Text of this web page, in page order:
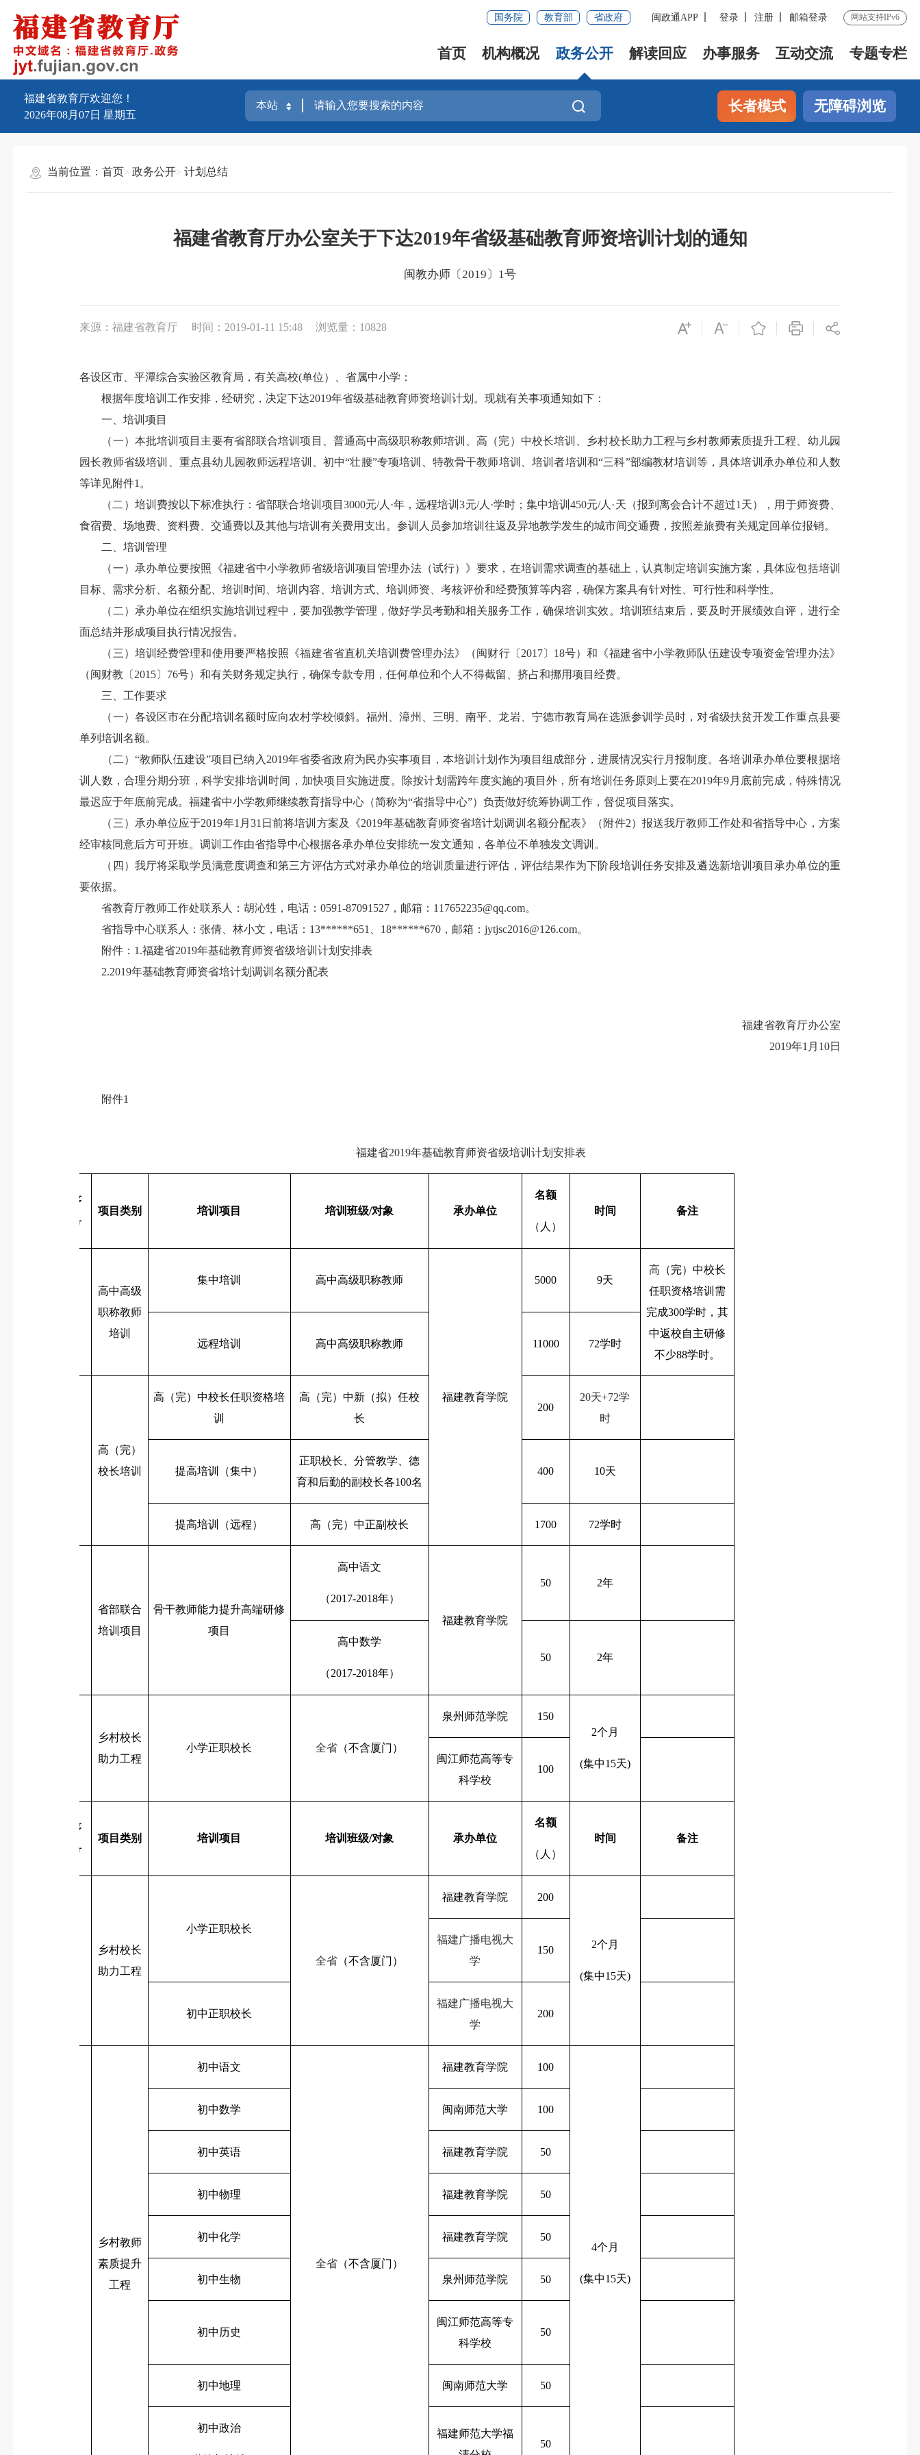
国务院 教育部 省政府 闽政通APP 登录 注册 邮箱登录 网站支持IPv6
首页 机构概况 政务公开 解读回应 办事服务 互动交流 专题专栏
福建省教育厅欢迎您！
2026年08月07日 星期五
长者模式 无障碍浏览
当前位置：首页 政务公开 计划总结
福建省教育厅办公室关于下达2019年省级基础教育师资培训计划的通知
闽教办师〔2019〕1号
来源：福建省教育厅 时间：2019-01-11 15:48 浏览量：10828
各设区市、平潭综合实验区教育局，有关高校(单位）、省属中小学：
根据年度培训工作安排，经研究，决定下达2019年省级基础教育师资培训计划。现就有关事项通知如下：
一、培训项目
（一）本批培训项目主要有省部联合培训项目、普通高中高级职称教师培训、高（完）中校长培训、乡村校长助力工程与乡村教师素质提升工程、幼儿园
园长教师省级培训、重点县幼儿园教师远程培训、初中“壮腰”专项培训、特教骨干教师培训、培训者培训和“三科”部编教材培训等，具体培训承办单位和人数
等详见附件1。
（二）培训费按以下标准执行：省部联合培训项目3000元/人·年，远程培训3元/人·学时；集中培训450元/人·天（报到离会合计不超过1天），用于师资费、
食宿费、场地费、资料费、交通费以及其他与培训有关费用支出。参训人员参加培训往返及异地教学发生的城市间交通费，按照差旅费有关规定回单位报销。
二、培训管理
（一）承办单位要按照《福建省中小学教师省级培训项目管理办法（试行）》要求，在培训需求调查的基础上，认真制定培训实施方案，具体应包括培训
目标、需求分析、名额分配、培训时间、培训内容、培训方式、培训师资、考核评价和经费预算等内容，确保方案具有针对性、可行性和科学性。
（二）承办单位在组织实施培训过程中，要加强教学管理，做好学员考勤和相关服务工作，确保培训实效。培训班结束后，要及时开展绩效自评，进行全
面总结并形成项目执行情况报告。
（三）培训经费管理和使用要严格按照《福建省省直机关培训费管理办法》（闽财行〔2017〕18号）和《福建省中小学教师队伍建设专项资金管理办法》
（闽财教〔2015〕76号）和有关财务规定执行，确保专款专用，任何单位和个人不得截留、挤占和挪用项目经费。
三、工作要求
（一）各设区市在分配培训名额时应向农村学校倾斜。福州、漳州、三明、南平、龙岩、宁德市教育局在选派参训学员时，对省级扶贫开发工作重点县要
单列培训名额。
（二）“教师队伍建设”项目已纳入2019年省委省政府为民办实事项目，本培训计划作为项目组成部分，进展情况实行月报制度。各培训承办单位要根据培
训人数，合理分期分班，科学安排培训时间，加快项目实施进度。除按计划需跨年度实施的项目外，所有培训任务原则上要在2019年9月底前完成，特殊情况
最迟应于年底前完成。福建省中小学教师继续教育指导中心（简称为“省指导中心”）负责做好统筹协调工作，督促项目落实。
（三）承办单位应于2019年1月31日前将培训方案及《2019年基础教育师资省培计划调训名额分配表》（附件2）报送我厅教师工作处和省指导中心，方案
经审核同意后方可开班。调训工作由省指导中心根据各承办单位安排统一发文通知，各单位不单独发文调训。
（四）我厅将采取学员满意度调查和第三方评估方式对承办单位的培训质量进行评估，评估结果作为下阶段培训任务安排及遴选新培训项目承办单位的重
要依据。
省教育厅教师工作处联系人：胡沁甡，电话：0591-87091527，邮箱：117652235@qq.com。
省指导中心联系人：张倩、林小文，电话：13******651、18******670，邮箱：jytjsc2016@126.com。
附件：1.福建省2019年基础教育师资省级培训计划安排表
2.2019年基础教育师资省培计划调训名额分配表
福建省教育厅办公室
2019年1月10日
附件1
福建省2019年基础教育师资省级培训计划安排表
序
号
项目类别 培训项目 培训班级/对象 承办单位
名额
（人）
时间 备注
高中高级
职称教师
培训
集中培训 高中高级职称教师
福建教育学院
5000 9天
高 （完）中校长
任职资格培训需
完成300学时，其
中返校自主研修
不少88学时。
远程培训 高中高级职称教师 11000 72学时
高（完）
校长培训
高（完）中校长任职资格培
训
高（完）中新（拟）任校
长
200
20天+72学
时
提高培训（集中）
正职校长、分管教学、德
育和后勤的副校长各100名
400 10天
提高培训（远程） 高（完）中正副校长 1700 72学时
省部联合
培训项目
骨干教师能力提升高端研修
项目
高中语文
（2017-2018年）
福建教育学院
50 2年
高中数学
（2017-2018年）
50 2年
乡村校长
助力工程
小学正职校长 全省 （不含厦门）
泉州师范学院
150
2个月
(集中15天)
闽江师范高等专
科学校
100
序
号
项目类别 培训项目 培训班级/对象 承办单位
名额
（人）
时间 备注
乡村校长
助力工程
小学正职校长
全省 （不含厦门）
福建教育学院 200
2个月
(集中15天)
福建广播电视大
学
150
初中正职校长
福建广播电视大
学
200
乡村教师
素质提升
工程
初中语文
全省 （不含厦门）
福建教育学院 100
4个月
(集中15天)
初中数学 闽南师范大学 100
初中英语 福建教育学院 50
初中物理 福建教育学院 50
初中化学 福建教育学院 50
初中生物 泉州师范学院 50
初中历史
闽江师范高等专
科学校
50
初中地理 闽南师范大学 50
初中政治
福建师范大学福
50